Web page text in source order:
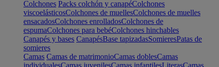
Colchones Packs colchón y canapéColchones
viscoelásticosColchones de muellesColchones de muelles
ensacadosColchones enrolladosColchones de
espumaColchones para bebéColchones hinchables
Canapés y bases CanapésBase tapizadasSomieresPatas de
somieres
Camas Camas de matrimonioCamas doblesCamas
individualesCamas juvenilesCamas infantilesLiterasCamas